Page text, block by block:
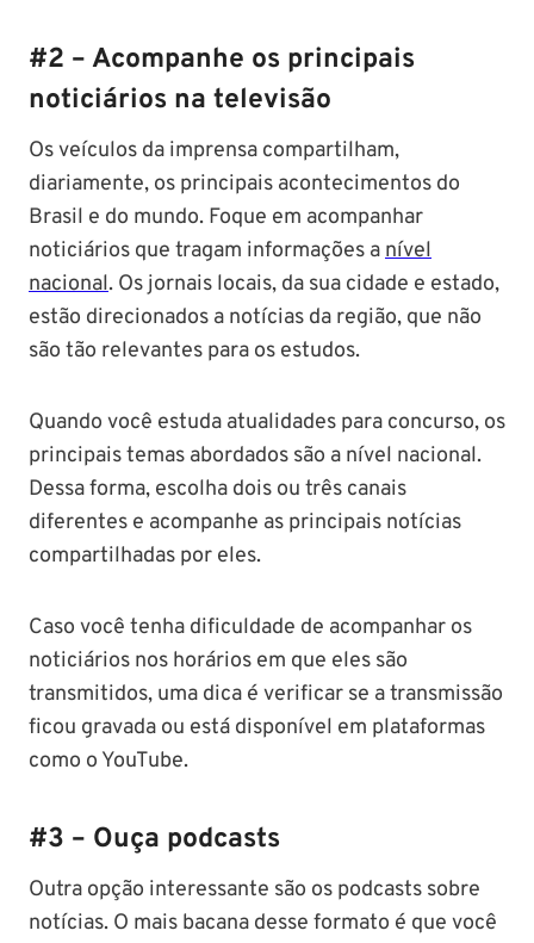
#2 – Acompanhe os principais
noticiários na televisão
Os veículos da imprensa compartilham,
diariamente, os principais acontecimentos do
Brasil e do mundo. Foque em acompanhar
noticiários que tragam informações anível
nacional. Os jornais locais, da sua cidade e estado,
estão direcionados a notícias da região, que não
são tão relevantes para os estudos.
Quando você estuda atualidades para concurso, os
principais temas abordados são a nível nacional.
Dessa forma, escolha dois ou três canais
diferentes e acompanhe as principais notícias
compartilhadas por eles.
Caso você tenha dificuldade de acompanhar os
noticiários nos horários em que eles são
transmitidos, uma dica é verificar se a transmissão
ficou gravada ou está disponível em plataformas
como o YouTube.
#3 – Ouça podcasts
Outra opção interessante são os podcasts sobre
notícias. O mais bacana desse formato é que você